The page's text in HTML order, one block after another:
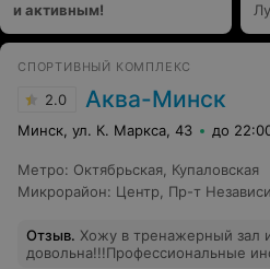
и активным!
СПОРТИВНЫЙ КОМПЛЕКС
2.0 Аква-Минск
Минск, ул. К. Маркса, 43 до
Метро: Октябрьская Купаловская
Микрорайон: Центр Пр-т
Отзыв. Хожу в тренажерный зал
довольна!!!Профессиональные